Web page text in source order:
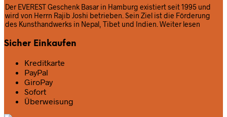
Der EVEREST Geschenk Basar in Hamburg existiert seit 1995 und
wird von Herrn Rajib Joshi betrieben. Sein Ziel ist die Förderung
des Kunsthandwerks in Nepal, Tibet und Indien. Weiter lesen
Sicher Einkaufen
Kreditkarte
PayPal
GiroPay
Sofort
Überweisung